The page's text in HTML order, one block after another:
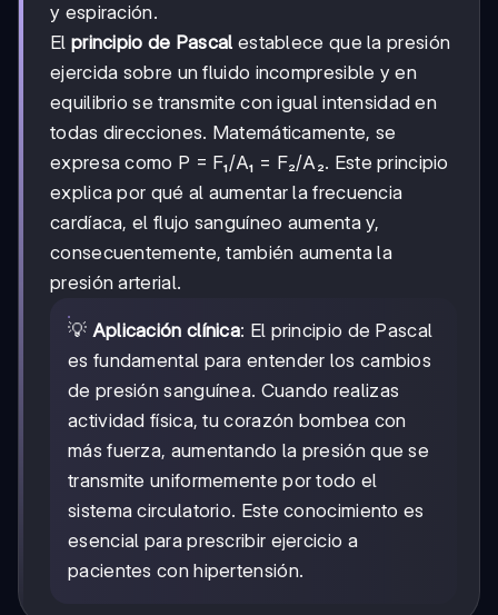
y espiración.
El principio de Pascal establece que la presión
ejercida sobre un fluido incompresible y en
equilibrio se transmite con igual intensidad en
todas direcciones. Matemáticamente, se
expresa como P = F₁/A₁ = F₂/A₂. Este principio
explica por qué al aumentar la frecuencia
cardíaca, el flujo sanguíneo aumenta y,
consecuentemente, también aumenta la
presión arterial.
💡 Aplicación clínica: El principio de Pascal
es fundamental para entender los cambios
de presión sanguínea. Cuando realizas
actividad física, tu corazón bombea con
más fuerza, aumentando la presión que se
transmite uniformemente por todo el
sistema circulatorio. Este conocimiento es
esencial para prescribir ejercicio a
pacientes con hipertensión.